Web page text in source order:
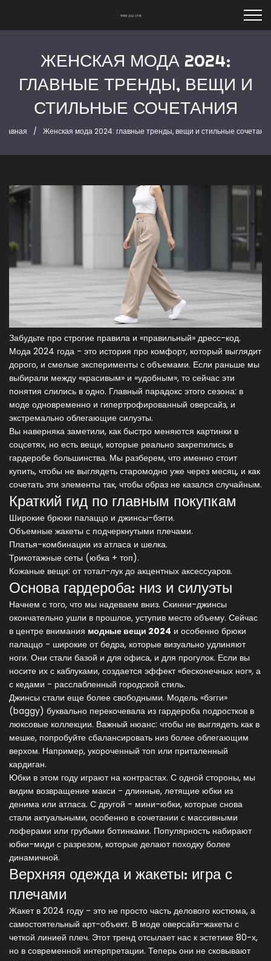
ЖЕНСКАЯ МОДА 2024:
ГЛАВНЫЕ ТРЕНДЫ, ВЕЩИ И
СТИЛЬНЫЕ СОЧЕТАНИЯ
Женская мода 2024: главные тренды, вещи и стильные
Забудьте про строгие правила и «правильный» дресс-код.
Мода 2024 года - это история про комфорт, который выглядит
дорого, и смелые эксперименты с объемами. Если раньше мы
выбирали между «красивым» и «удобным», то сейчас эти
понятия слились в одно. Главный парадокс этого сезона: в
моде одновременно и гипертрофированный оверсайз, и
экстремально облегающие силуэты.
Вы наверняка заметили, как быстро меняются картинки в
соцсетях, но есть вещи, которые реально закрепились в
гардеробе большинства. Мы разберем, что именно стоит
купить, чтобы не выглядеть старомодно уже через месяц, и как
сочетать эти элементы так, чтобы образ не казался случайным.
Краткий гид по главным покупкам
Широкие брюки палаццо и джинсы-бэгги.
Объемные жакеты с подчеркнутыми плечами.
Платья-комбинации из атласа и шелка.
Трикотажные сеты (юбка + топ).
Кожаные вещи: от тотал-лук до акцентных аксессуаров.
Основа гардероба: низ и силуэты
Начнем с того, что мы надеваем вниз. Скинни-джинсы
окончательно ушли в прошлое, уступив место объему. Сейчас
в центре внимания модные вещи 2024 и особенно брюки
палаццо - широкие от бедра, которые визуально удлиняют
ноги. Они стали базой и для офиса, и для прогулок. Если вы
носите их с каблуками, создается эффект «бесконечных ног», а
с кедами - расслабленный городской стиль.
Джинсы стали еще более свободными. Модель «бэгги»
(baggy) буквально перекочевала из гардероба подростков в
люксовые коллекции. Важный нюанс: чтобы не выглядеть как в
мешке, попробуйте сбалансировать низ более облегающим
верхом. Например, укороченный топ или приталенный
кардиган.
Юбки в этом году играют на контрастах. С одной стороны, мы
видим возвращение макси - длинные, летящие юбки из
денима или атласа. С другой - мини-юбки, которые снова
стали актуальными, особенно в сочетании с массивными
лоферами или грубыми ботинками. Популярность набирают
юбки-миди с разрезом, которые делают походку более
динамичной.
Верхняя одежда и жакеты: игра с
плечами
Жакет в 2024 году - это не просто часть делового костюма, а
самостоятельный арт-объект. В моде оверсайз-жакеты с
четкой линией плеч. Этот тренд отсылает нас к эстетике 80-х,
но в современной интерпретации. Теперь они не сковывают